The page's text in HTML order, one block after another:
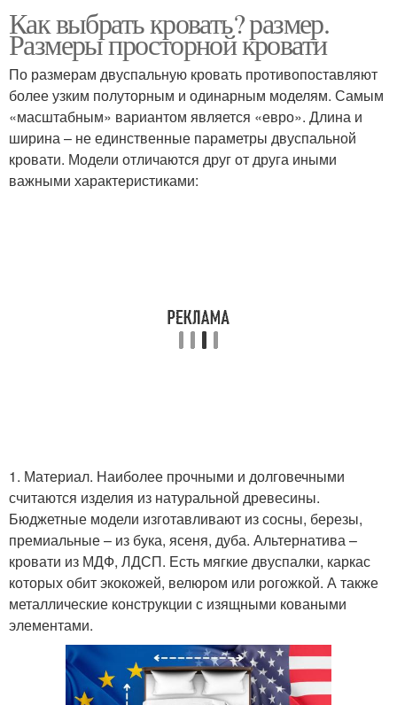
Как выбрать кровать? размер.
Размеры просторной кровати
По размерам двуспальную кровать противопоставляют
более узким полуторным и одинарным моделям. Самым
«масштабным» вариантом является «евро». Длина и
ширина – не единственные параметры двуспальной
кровати. Модели отличаются друг от друга иными
важными характеристиками:
1. Материал. Наиболее прочными и долговечными
считаются изделия из натуральной древесины.
Бюджетные модели изготавливают из сосны, березы,
премиальные – из бука, ясеня, дуба. Альтернатива –
кровати из МДФ, ЛДСП. Есть мягкие двуспалки, каркас
которых обит экокожей, велюром или рогожкой. А также
металлические конструкции с изящными коваными
элементами.